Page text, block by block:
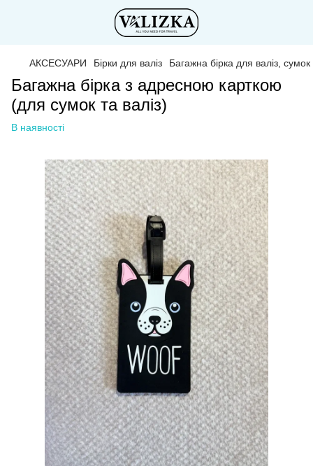
АКСЕСУАРИ Бірки для валіз Багажна бірка для валіз, сумок
Багажна бірка з адресною карткою
(для сумок та валіз)
В наявності